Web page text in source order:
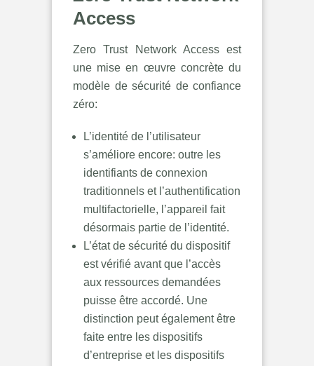
Access
Zero Trust Network Access est
une mise en œuvre concrète du
modèle de sécurité de confiance
zéro:
L’identité de l’utilisateur
s’améliore encore: outre les
identifiants de connexion
traditionnels et l’authentification
multifactorielle, l’appareil fait
désormais partie de l’identité.
L’état de sécurité du dispositif
est vérifié avant que l’accès
aux ressources demandées
puisse être accordé. Une
distinction peut également être
faite entre les dispositifs
d’entreprise et les dispositifs